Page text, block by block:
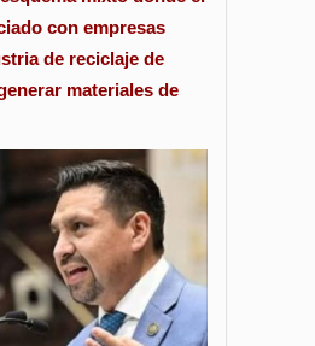
con empresas
de reciclaje de
materiales de